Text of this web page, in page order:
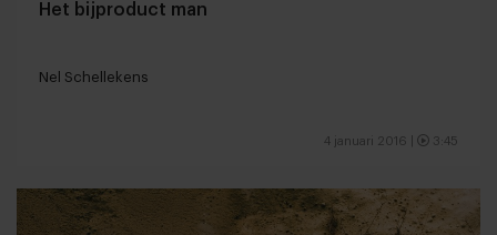
Het bijproduct man
Nel Schellekens
4 januari 2016 3:45